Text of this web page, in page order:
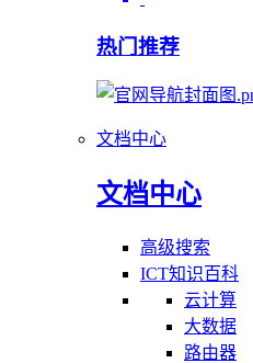
热门推荐
文档中心
文档中心
高级搜索
ICT知识百科
云计算
大数据
路由器